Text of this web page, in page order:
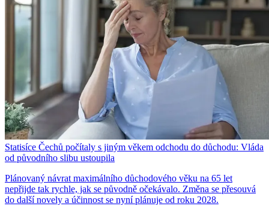
Statisíce Čechů počítaly s jiným věkem odchodu do důchodu: Vláda
od původního slibu ustoupila
Plánovaný návrat maximálního důchodového věku na 65 let
nepřijde tak rychle, jak se původně očekávalo. Změna se přesouvá
do další novely a účinnost se nyní plánuje od roku 2028.